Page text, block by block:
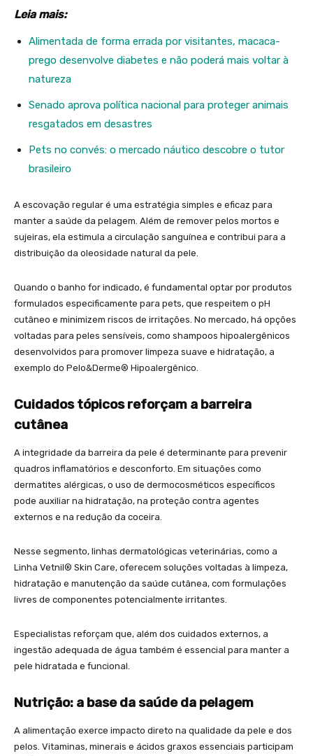
Leia mais:
Alimentada de forma errada por visitantes, macaca-
prego desenvolve diabetes e não poderá mais voltar à
natureza
Senado aprova política nacional para proteger animais
resgatados em desastres
Pets no convés: o mercado náutico descobre o tutor
brasileiro
A escovação regular é uma estratégia simples e eficaz para
manter a saúde da pelagem. Além de remover pelos mortos e
sujeiras, ela estimula a circulação sanguínea e contribui para a
distribuição da oleosidade natural da pele.
Quando o banho for indicado, é fundamental optar por produtos
formulados especificamente para pets, que respeitem o pH
cutâneo e minimizem riscos de irritações. No mercado, há opções
voltadas para peles sensíveis, como shampoos hipoalergênicos
desenvolvidos para promover limpeza suave e hidratação, a
exemplo do Pelo&Derme® Hipoalergênico.
Cuidados tópicos reforçam a barreira
cutânea
A integridade da barreira da pele é determinante para prevenir
quadros inflamatórios e desconforto. Em situações como
dermatites alérgicas, o uso de dermocosméticos específicos
pode auxiliar na hidratação, na proteção contra agentes
externos e na redução da coceira.
Nesse segmento, linhas dermatológicas veterinárias, como a
Linha Vetnil® Skin Care, oferecem soluções voltadas à limpeza,
hidratação e manutenção da saúde cutânea, com formulações
livres de componentes potencialmente irritantes.
Especialistas reforçam que, além dos cuidados externos, a
ingestão adequada de água também é essencial para manter a
pele hidratada e funcional.
Nutrição: a base da saúde da pelagem
A alimentação exerce impacto direto na qualidade da pele e dos
pelos. Vitaminas, minerais e ácidos graxos essenciais participam